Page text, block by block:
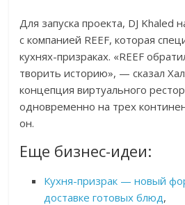
Для запуска проекта, DJ Khaled
с компанией REEF, которая
кухнях-призраках. «REEF
творить историю», — сказал
концепция виртуального
одновременно на трех
он.
Еще бизнес-идеи:
Кухня-призрак — новый
доставке готовых блюд,